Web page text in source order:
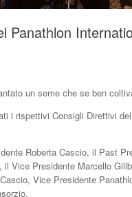
Panathlon
un seme che se ben
i rispettivi Consigli Direttivi
Roberta Cascio, il Past
il Vice Presidente Marcello
Vice Presidente